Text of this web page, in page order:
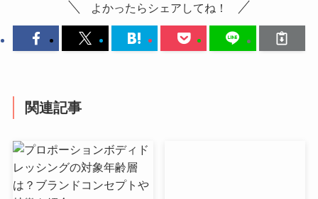
よかったらシェアしてね！
関連記事